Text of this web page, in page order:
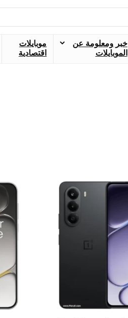
خبر ومعلومة عن
الموبايلات
موبايلات
اقتصادية